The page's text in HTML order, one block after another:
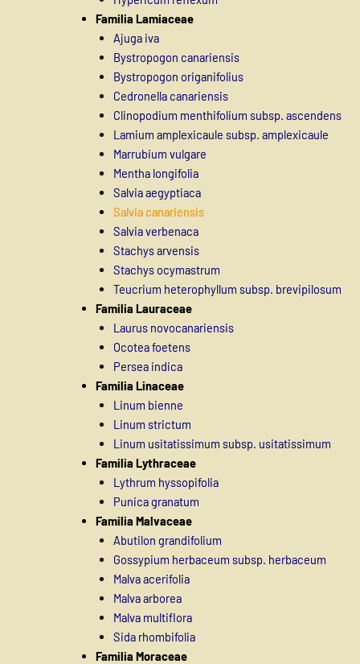
Familia Lamiaceae
Ajuga iva
Bystropogon canariensis
Bystropogon origanifolius
Cedronella canariensis
Clinopodium menthifolium subsp. ascendens
Lamium amplexicaule subsp. amplexicaule
Marrubium vulgare
Mentha longifolia
Salvia aegyptiaca
Salvia canariensis
Salvia verbenaca
Stachys arvensis
Stachys ocymastrum
Teucrium heterophyllum subsp. brevipilosum
Familia Lauraceae
Laurus novocanariensis
Ocotea foetens
Persea indica
Familia Linaceae
Linum bienne
Linum strictum
Linum usitatissimum subsp. usitatissimum
Familia Lythraceae
Lythrum hyssopifolia
Punica granatum
Familia Malvaceae
Abutilon grandifolium
Gossypium herbaceum subsp. herbaceum
Malva acerifolia
Malva arborea
Malva multiflora
Sida rhombifolia
Familia Moraceae